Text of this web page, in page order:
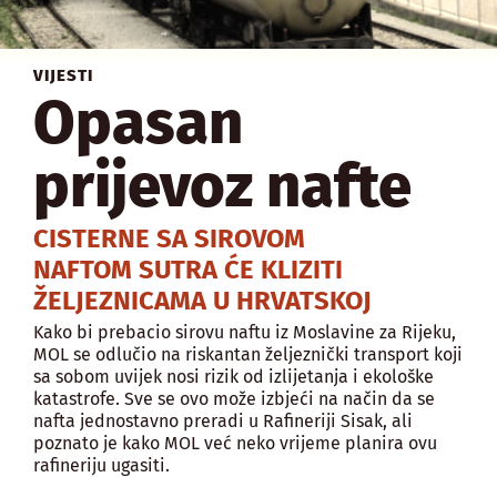
VIJESTI
Opasan
prijevoz nafte
CISTERNE SA SIROVOM
NAFTOM SUTRA ĆE KLIZITI
ŽELJEZNICAMA U HRVATSKOJ
Kako bi prebacio sirovu naftu iz Moslavine za Rijeku,
MOL se odlučio na riskantan željeznički transport koji
sa sobom uvijek nosi rizik od izlijetanja i ekološke
katastrofe. Sve se ovo može izbjeći na način da se
nafta jednostavno preradi u Rafineriji Sisak, ali
poznato je kako MOL već neko vrijeme planira ovu
rafineriju ugasiti.